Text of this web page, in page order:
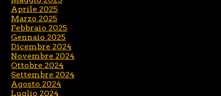
Aprile 2025
Marzo 2025
Febbraio 2025
Gennaio 2025
Dicembre 2024
Novembre 2024
Ottobre 2024
Settembre 2024
Agosto 2024
Luglio 2024